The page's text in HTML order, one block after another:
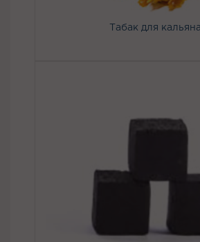
Табак для кальяна